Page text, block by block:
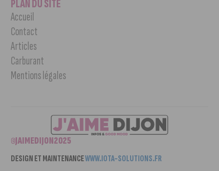
PLAN DU SITE
Accueil
Contact
Articles
Carburant
Mentions légales
©JAIMEDIJON2025
DESIGN ET MAINTENANCEWWW.IOTA-SOLUTIONS.FR